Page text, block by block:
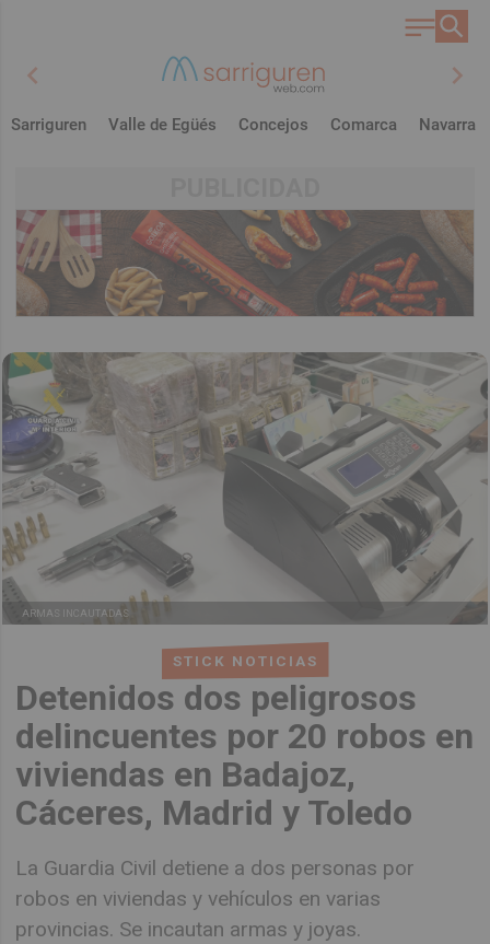
chevron_left chevron_right
Sarriguren Valle de Egüés Concejos Comarca Navarra
STICK NOTICIAS
Detenidos dos peligrosos
delincuentes por 20 robos en
viviendas en Badajoz,
Cáceres, Madrid y Toledo
La Guardia Civil detiene a dos personas por
robos en viviendas y vehículos en varias
provincias. Se incautan armas y joyas.
ARMAS INCAUTADAS